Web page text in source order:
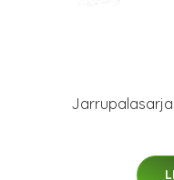
Jarrupalasarja,